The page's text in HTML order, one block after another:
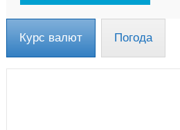
Курс валют Погода